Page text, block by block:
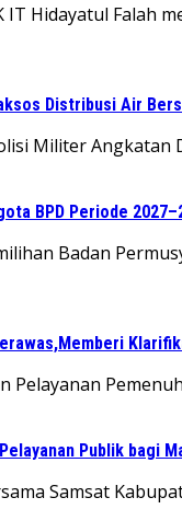
IT Hidayatul Falah
Distribusi Air
Militer
BPD Periode
Badan
Pelayanan
Publik bagi
Samsat